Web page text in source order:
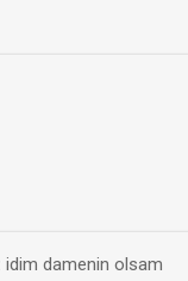
idim damenin olsam